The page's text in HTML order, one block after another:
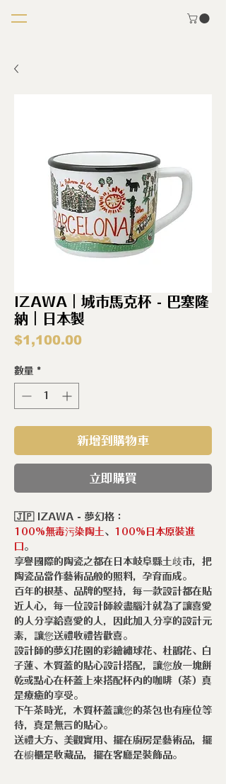
IZAWA｜城市馬克杯 - 巴塞隆
納｜日本製
$1,100.00價
數量 *
新增到購物車
立即購買
🇯🇵 IZAWA - 夢幻格：
100%無毒污染陶土、 100%日本原裝進
。
享譽國際的陶瓷之都在日本岐阜縣土歧市，把
陶瓷品當作藝術品般的照料，孕育而成。
百年的根基、品牌的堅持，每一款設計都在貼
近人心，每一位設計師絞盡腦汁就為了讓喜愛
的人分享給喜愛的人，因此加入分享的設計元
素，讓您送禮收禮皆歡喜。
設計師的夢幻花園的彩繪繡球花、杜鵑花、白
子蓮、木質蓋的貼心設計搭配，讓您放一塊餅
乾或點心在杯蓋上來搭配杯內的咖啡（茶）真
是療癒的享受。
下午茶時光，木質杯蓋讓您的茶包也有座位等
待，真是無言的貼心。
送禮大方、美觀實用、擺在廚房是藝術品，擺
在櫥櫃是收藏品，擺在客廳是裝飾品。